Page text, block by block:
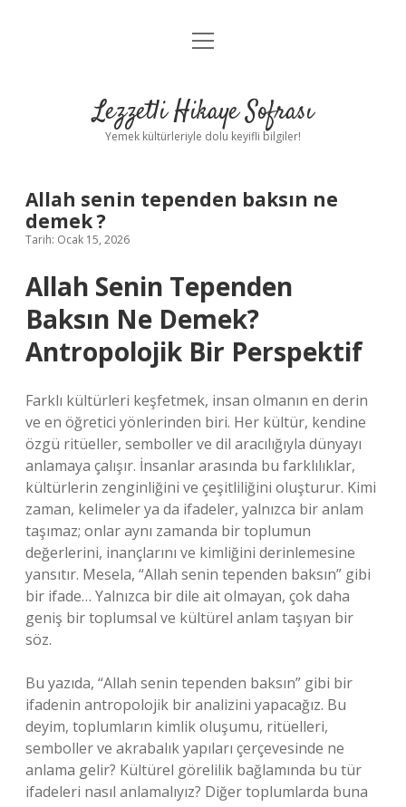
Anasayfa
Yasal Uyarı
menüyü
Lezzetli Hikaye Sofrası
Yemek kültürleriyle dolu keyifli bilgiler!
Allah senin tependen baksın ne
demek ?
Tarih: Ocak 15, 2026
Allah Senin Tependen
Baksın Ne Demek?
Antropolojik Bir Perspektif
Farklı kültürleri keşfetmek, insan olmanın en derin
ve en öğretici yönlerinden biri. Her kültür, kendine
özgü ritüeller, semboller ve dil aracılığıyla dünyayı
anlamaya çalışır. İnsanlar arasında bu farklılıklar,
kültürlerin zenginliğini ve çeşitliliğini oluşturur. Kimi
zaman, kelimeler ya da ifadeler, yalnızca bir anlam
taşımaz; onlar aynı zamanda bir toplumun
değerlerini, inançlarını ve kimliğini derinlemesine
yansıtır. Mesela, “Allah senin tependen baksın” gibi
bir ifade… Yalnızca bir dile ait olmayan, çok daha
geniş bir toplumsal ve kültürel anlam taşıyan bir
söz.
Bu yazıda, “Allah senin tependen baksın” gibi bir
ifadenin antropolojik bir analizini yapacağız. Bu
deyim, toplumların kimlik oluşumu, ritüelleri,
semboller ve akrabalık yapıları çerçevesinde ne
anlama gelir? Kültürel görelilik bağlamında bu tür
ifadeleri nasıl anlamalıyız? Diğer toplumlarda buna